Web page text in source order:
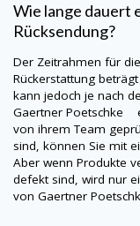
Wie lange dauert
Rücksendung?
Der Zeitrahmen für
Rückerstattung
kann jedoch je nach
Gaertner Poetschke
von ihrem Team
sind, können Sie mit
Aber wenn Produkte
defekt sind, wird nur
von Gaertner